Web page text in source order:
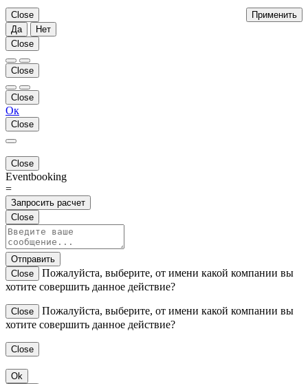
Применить
Close
Да
Нет
Close
Close
Close
Ок
Close
Close
Eventbooking
=
Запросить расчет
Close
Отправить
Close
Пожалуйста, выберите, от имени какой компании вы
хотите совершить данное действие?
Close
Пожалуйста, выберите, от имени какой компании вы
хотите совершить данное действие?
Close
Ok